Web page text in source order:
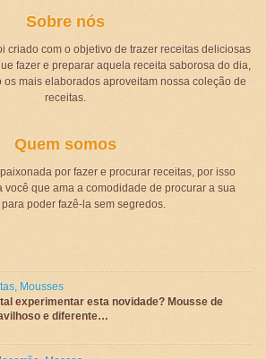
Sobre nós
criado com o objetivo de trazer receitas deliciosas
fazer e preparar aquela receita saborosa do dia,
os mais elaborados aproveitam nossa coleção de
receitas.
Quem somos
por fazer e procurar receitas, por isso
você que ama a comodidade de procurar a sua
poder fazê-la sem segredos.
, Mousses
experimentar esta novidade? Mousse de
e diferente…